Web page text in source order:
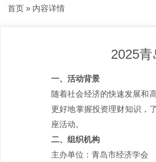
首页 » 内容详情
2025
一、 活动背景
随着社会经济的快速发展和
更好地掌握投资理财知识，
座活动。
二、组织机构
主办单位：青岛市经济学会